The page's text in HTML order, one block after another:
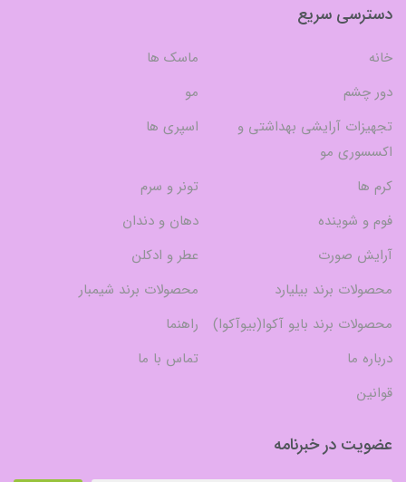
دسترسی سریع
خانه
ماسک ها
دور چشم
مو
تجهیزات آرایشی بهداشتی و
اکسسوری مو
اسپری ها
کرم ها
تونر و سرم
فوم و شوینده
دهان و دندان
آرایش صورت
عطر و ادکلن
محصولات برند بیلیارد
محصولات برند شیمبار
محصولات برند بایو آکوا(بیوآکوا)
راهنما
درباره ما
تماس با ما
قوانین
عضویت در خبرنامه